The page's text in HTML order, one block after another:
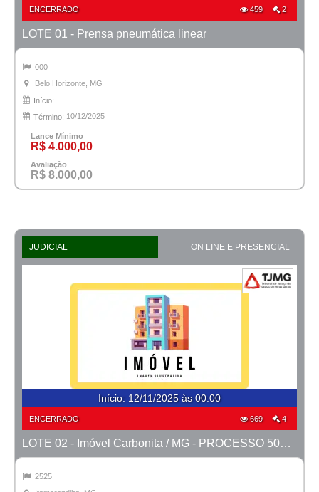
ENCERRADO 459 2
LOTE 01 - Prensa pneumática linear
000
Belo Horizonte, MG
Início:
Término: 10/12/2025
Lance Mínimo
R$ 4.000,00
Avaliação
R$ 8.000,00
JUDICIAL ON LINE E PRESENCIAL
Início: 12/11/2025 às 00:00
ENCERRADO 669 4
LOTE 02 - Imóvel Carbonita / MG - PROCESSO 5001127-40.2023-TJMG- COMARCA DE ITAMARANDIBA
2525